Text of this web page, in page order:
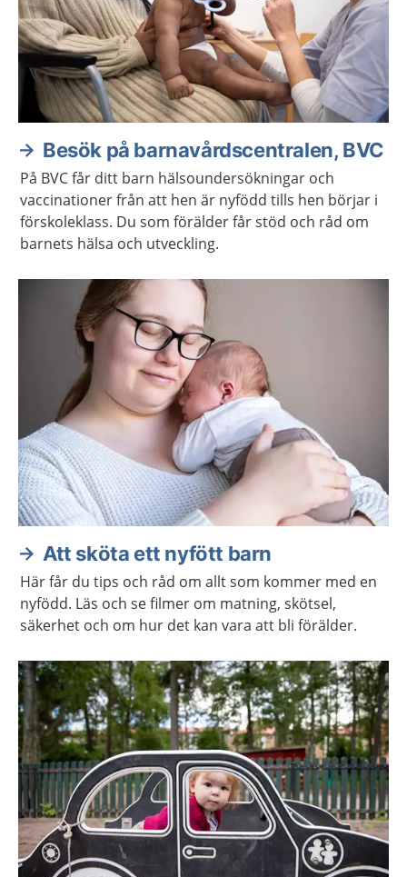
Besök på barnavårdscentralen, BVC
På BVC får ditt barn hälsoundersökningar och
vaccinationer från att hen är nyfödd tills hen börjar i
förskoleklass. Du som förälder får stöd och råd om
barnets hälsa och utveckling.
Att sköta ett nyfött barn
Här får du tips och råd om allt som kommer med en
nyfödd. Läs och se filmer om matning, skötsel,
säkerhet och om hur det kan vara att bli förälder.